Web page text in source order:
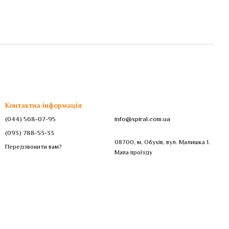
Контактна інформація
(044) 568-07-95
(093) 788-53-33
Передзвонити вам?
info@spiral.com.ua
08700, м. Обухів, вул. Малишка 1.
Мапа проїзду